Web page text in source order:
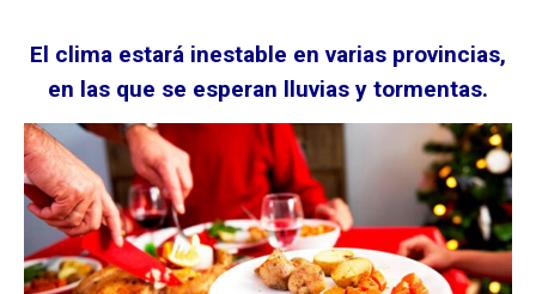
El clima estará inestable en varias provincias,
en las que se esperan lluvias y tormentas.